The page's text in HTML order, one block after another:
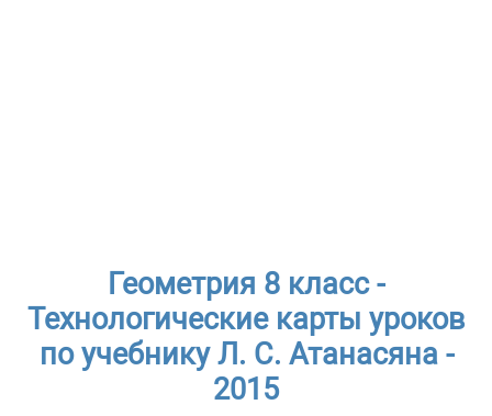
Геометрия 8 класс -
Технологические карты уроков
по учебнику Л. С. Атанасяна -
2015